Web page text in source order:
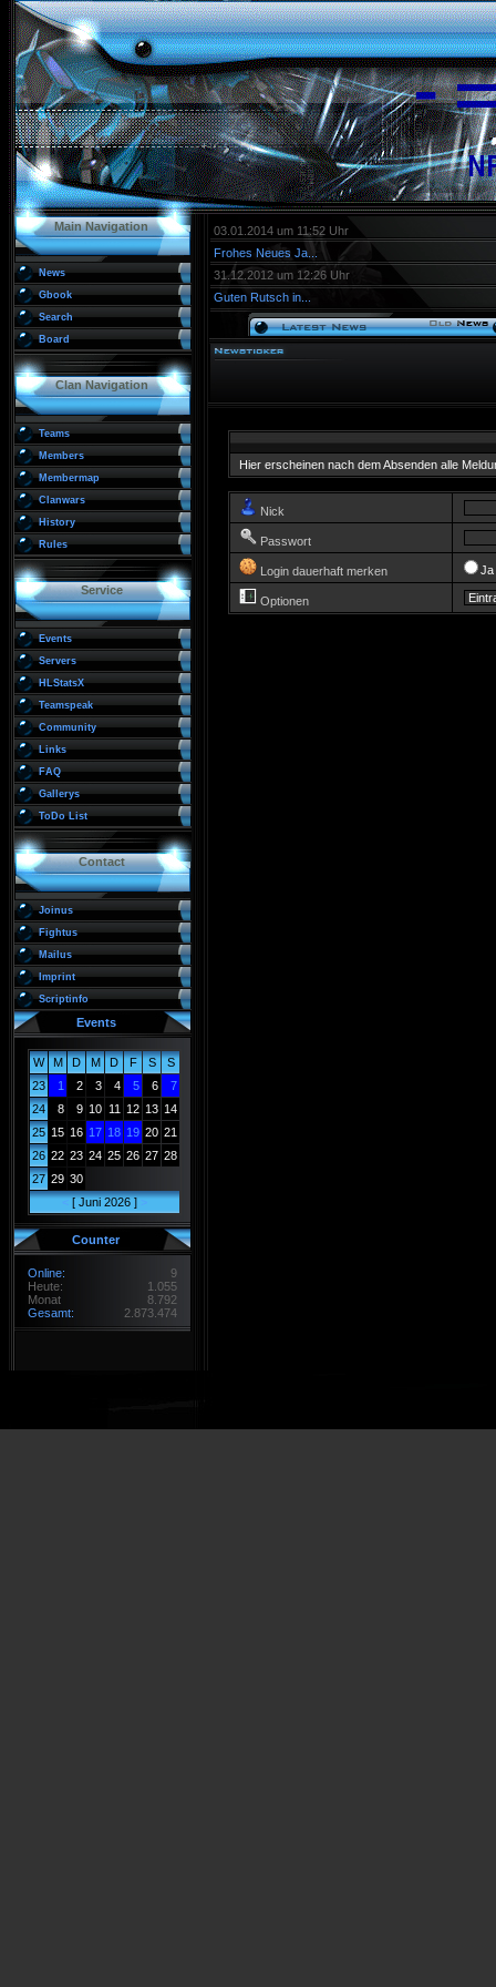
Main Navigation
News
Gbook
Search
Board
Clan Navigation
Teams
Members
Membermap
Clanwars
History
Rules
Service
Events
Servers
HLStatsX
Teamspeak
Community
Links
FAQ
Gallerys
ToDo List
Contact
Joinus
Fightus
Mailus
Imprint
Scriptinfo
Events
W M D M D F S
S
23
1 2 3 4 5 6
7
24
8 9 10 11 12 13 14
25 15 16 17 18 19 20 21
26 22 23 24 25 26 27 28
27 29 30
< [ Juni 2026 ] >
Counter
Online:
9
Heute:
1.055
Monat
8.792
Gesamt:
2.873.474
03.01.2014 um 11:52 Uhr
Frohes Neues Ja...
31.12.2012 um 12:26 Uhr
Guten Rutsch in...
Hier erscheinen nach dem Absenden alle
Nick
Passwort
Login dauerhaft merken Ja
Optionen